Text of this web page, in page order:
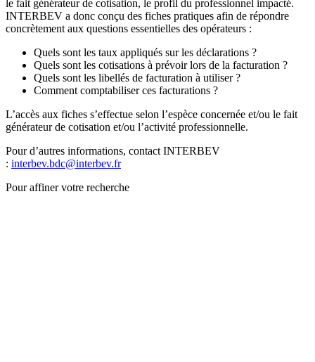
le fait générateur de cotisation, le profil du professionnel impacté.
INTERBEV a donc conçu des fiches pratiques afin de répondre
concrètement aux questions essentielles des opérateurs :
Quels sont les taux appliqués sur les déclarations ?
Quels sont les cotisations à prévoir lors de la facturation ?
Quels sont les libellés de facturation à utiliser ?
Comment comptabiliser ces facturations ?
L’accès aux fiches s’effectue selon l’espèce concernée et/ou le fait
générateur de cotisation et/ou l’activité professionnelle.
Pour d’autres informations, contact INTERBEV
: interbev.bdc@interbev.fr
Pour affiner votre recherche